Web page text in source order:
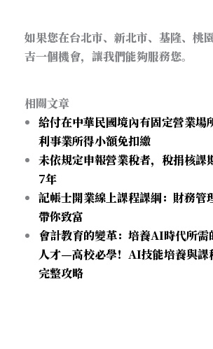
如果您在台北市、新北市、基隆、桃
吉一個機會，讓我們能夠服務您。
相關文章
給付在中華民國境內有固定營業場
利事業所得小額免扣繳
未依規定申報營業稅者，稅捐核課
7年
記帳士開業線上課程課綱：財務管
帶你致富
會計教育的變革：培養AI時代所需
人才—高校必學！AI技能培養與課
完整攻略